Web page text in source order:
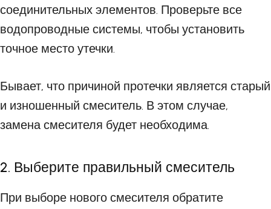
соединительных элементов. Проверьте все
водопроводные системы, чтобы установить
точное место утечки.
Бывает, что причиной протечки является старый
и изношенный смеситель. В этом случае,
замена смесителя будет необходима.
2. Выберите правильный смеситель
При выборе нового смесителя обратите